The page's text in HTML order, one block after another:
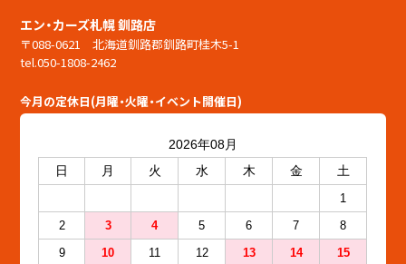
エン・カーズ札幌 釧路店
〒088-0621 北海道釧路郡釧路町桂木5-1
tel.050-1808-2462
今月の定休日(月曜・火曜・イベント開催日)
2026年08月
日
月 火 水 木 金 土
1
2
3 4 5 6 7
8
9
10 11 12 13 14 15